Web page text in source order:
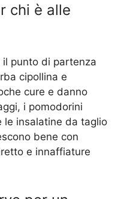
chi è alle
punto di partenza
cipollina e
cure e danno
i pomodorini
le insalatine da taglio
bene con
e innaffiature